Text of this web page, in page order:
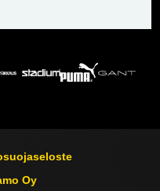
Oy